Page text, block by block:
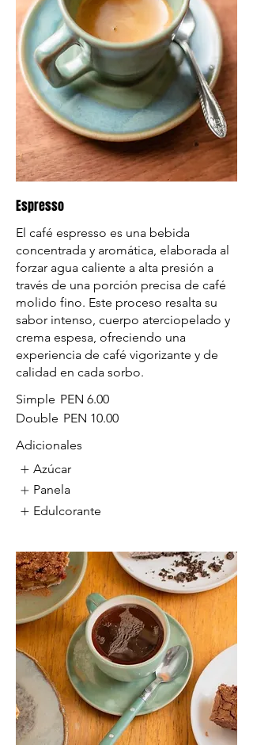
Espresso
El café espresso es una bebida
concentrada y aromática, elaborada al
forzar agua caliente a alta presión a
través de una porción precisa de café
molido fino. Este proceso resalta su
sabor intenso, cuerpo aterciopelado y
crema espesa, ofreciendo una
experiencia de café vigorizante y de
calidad en cada sorbo.
Simple PEN 6.00
Double PEN 10.00
Adicionales
Azúcar
Panela
Edulcorante